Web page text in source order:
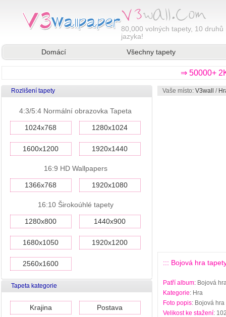
80,000 volných tapety, 10 druhů
jazyka!
Domácí
Všechny tapety
⇒ 50000+
Rozlišení tapety
4:3/5:4 Normální obrazovka Tapeta
1024x768 1280x1024
1600x1200 1920x1440
16:9 HD Wallpapers
1366x768 1920x1080
16:10 Širokoúhlé tapety
1280x800 1440x900
1680x1050 1920x1200
2560x1600
Tapeta kategorie
Krajina Postava
Vaše místo: V3wall /
::: Bojová hra
Patří album: Bojová
Kategorie: Hra
Foto popis: Bojová
Velikost ke stažení: